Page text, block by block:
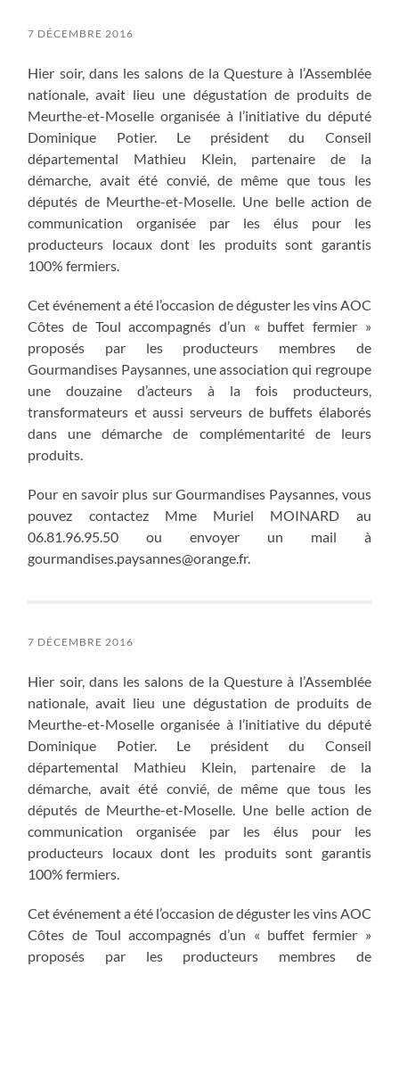
7 DÉCEMBRE 2016
Hier soir, dans les salons de la Questure à l’Assemblée
nationale, avait lieu une dégustation de produits de
Meurthe-et-Moselle organisée à l’initiative du député
Dominique Potier. Le président du Conseil
départemental Mathieu Klein, partenaire de la
démarche, avait été convié, de même que tous les
députés de Meurthe-et-Moselle. Une belle action de
communication organisée par les élus pour les
producteurs locaux dont les produits sont garantis
100% fermiers.
Cet événement a été l’occasion de déguster les vins AOC
Côtes de Toul accompagnés d’un « buffet fermier »
proposés par les producteurs membres de
Gourmandises Paysannes, une association qui regroupe
une douzaine d’acteurs à la fois producteurs,
transformateurs et aussi serveurs de buffets élaborés
dans une démarche de complémentarité de leurs
produits.
Pour en savoir plus sur Gourmandises Paysannes, vous
pouvez contactez Mme Muriel MOINARD au
06.81.96.95.50 ou envoyer un mail à
gourmandises.paysannes@orange.fr.
7 DÉCEMBRE 2016
Hier soir, dans les salons de la Questure à l’Assemblée
nationale, avait lieu une dégustation de produits de
Meurthe-et-Moselle organisée à l’initiative du député
Dominique Potier. Le président du Conseil
départemental Mathieu Klein, partenaire de la
démarche, avait été convié, de même que tous les
députés de Meurthe-et-Moselle. Une belle action de
communication organisée par les élus pour les
producteurs locaux dont les produits sont garantis
100% fermiers.
Cet événement a été l’occasion de déguster les vins AOC
Côtes de Toul accompagnés d’un « buffet fermier »
proposés par les producteurs membres de